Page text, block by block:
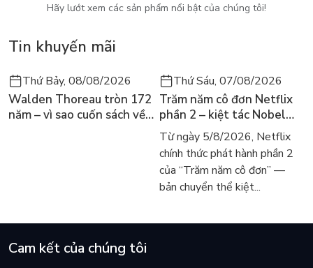
Hãy lướt xem các sản phẩm nổi bật của chúng tôi!
Tin khuyến mãi
Thứ Bảy, 08/08/2026
Walden Thoreau tròn 172
năm – vì sao cuốn sách về
Thứ Sáu, 07/08/2026
Trăm năm cô đơn Netflix
phần 2 – kiệt tác Nobel
trở lại màn ảnh, dòng
người tìm đọc lại García
Márquez
Từ ngày 5/8/2026, Netflix
chính thức phát hành phần 2
của “Trăm năm cô đơn” —
bản chuyển thể kiệt...
Cam kết của chúng tôi